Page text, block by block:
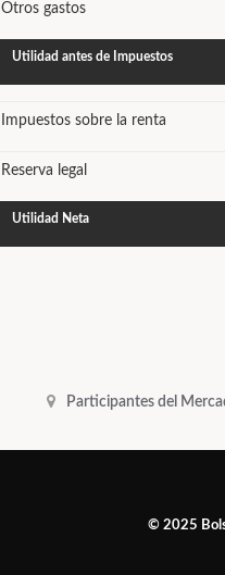
Otros gastos
Utilidad antes de Impuestos
Impuestos sobre la renta
Reserva legal
Utilidad Neta
Participantes del
© 2025